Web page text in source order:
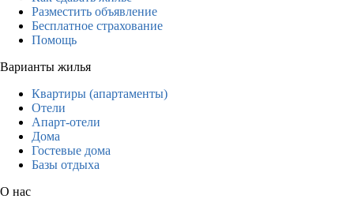
Разместить объявление
Бесплатное страхование
Помощь
Варианты жилья
Квартиры (апартаменты)
Отели
Апарт-отели
Дома
Гостевые дома
Базы отдыха
О нас